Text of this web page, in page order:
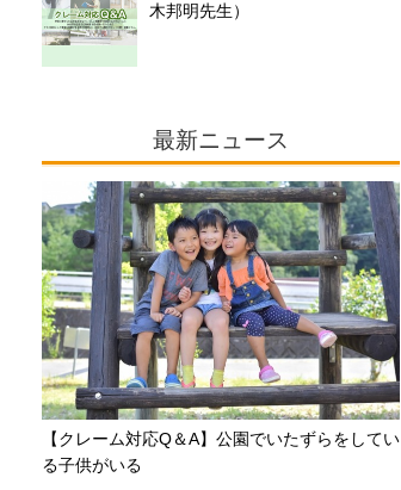
木邦明先生）
最新ニュース
【クレーム対応Q＆A】公園でいたずらをしてい
る子供がいる